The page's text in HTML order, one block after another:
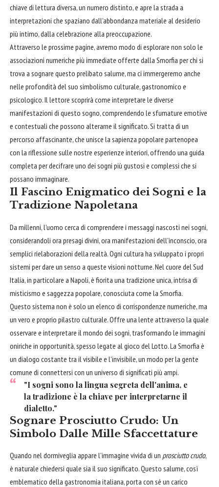
chiave di lettura diversa, un numero distinto, e apre la strada a
interpretazioni che spaziano dall'abbondanza materiale al desiderio
più intimo, dalla celebrazione alla preoccupazione.
Attraverso le prossime pagine, avremo modo di esplorare non solo le
associazioni numeriche più immediate offerte dalla Smorfia per chi si
trova a sognare questo prelibato salume, ma ci immergeremo anche
nelle profondità del suo simbolismo culturale, gastronomico e
psicologico. Il lettore scoprirà come interpretare le diverse
manifestazioni di questo sogno, comprendendo le sfumature emotive
e contestuali che possono alterarne il significato. Si tratta di un
percorso affascinante, che unisce la sapienza popolare partenopea
con la riflessione sulle nostre esperienze interiori, offrendo una guida
completa per decifrare uno dei sogni più gustosi e complessi che si
possano immaginare.
Il Fascino Enigmatico dei Sogni e la
Tradizione Napoletana
Da millenni, l'uomo cerca di comprendere i messaggi nascosti nei sogni,
considerandoli ora presagi divini, ora manifestazioni dell'inconscio, ora
semplici rielaborazioni della realtà. Ogni cultura ha sviluppato i propri
sistemi per dare un senso a queste visioni notturne. Nel cuore del Sud
Italia, in particolare a Napoli, è fiorita una tradizione unica, intrisa di
misticismo e saggezza popolare, conosciuta come la Smorfia.
Questo sistema non è solo un elenco di corrispondenze numeriche, ma
un vero e proprio pilastro culturale. Offre una lente attraverso la quale
osservare e interpretare il mondo dei sogni, trasformando le immagini
oniriche in opportunità, spesso legate al gioco del Lotto. La Smorfia è
un dialogo costante tra il visibile e l'invisibile, un modo per la gente
comune di connettersi con un universo di significati più ampi.
"I sogni sono la lingua segreta dell'anima, e
la tradizione è la chiave per interpretarne il
dialetto."
Sognare Prosciutto Crudo: Un
Simbolo Dalle Mille Sfaccettature
Quando nel dormiveglia appare l'immagine vivida di un prosciutto crudo,
è naturale chiedersi quale sia il suo significato. Questo salume, così
emblematico della gastronomia italiana, porta con sé un carico